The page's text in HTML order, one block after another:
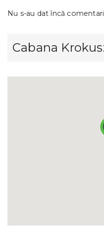
Nu s-au dat încă
Cabana